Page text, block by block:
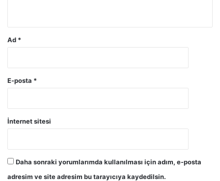
Ad *
E-posta *
İnternet sitesi
Daha sonraki yorumlarımda kullanılması için adım, e-posta
adresim ve site adresim bu tarayıcıya kaydedilsin.